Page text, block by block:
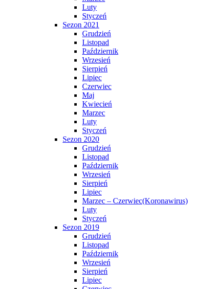
Luty
Styczeń
Sezon 2021
Grudzień
Listopad
Październik
Wrzesień
Sierpień
Lipiec
Czerwiec
Maj
Kwiecień
Marzec
Luty
Styczeń
Sezon 2020
Grudzień
Listopad
Październik
Wrzesień
Sierpień
Lipiec
Marzec – Czerwiec(Koronawirus)
Luty
Styczeń
Sezon 2019
Grudzień
Listopad
Październik
Wrzesień
Sierpień
Lipiec